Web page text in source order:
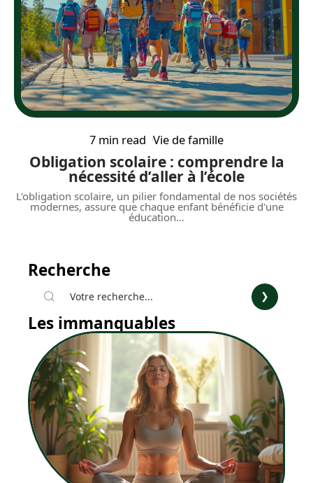
7 min read Vie de famille
Obligation scolaire : comprendre la
nécessité d’aller à l’école
L'obligation scolaire, un pilier fondamental de nos sociétés
modernes, assure que chaque enfant bénéficie d'une
éducation…
Recherche
Les immanquables